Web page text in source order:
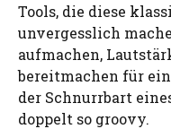
Tools, die diese
unvergesslich
aufmachen,
bereitmachen für
der Schnurrbart
doppelt so groovy.